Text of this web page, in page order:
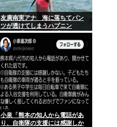
友廣南実アナ 海に落ちてパン
ツが透けてしまうハプニン
グ！！【GIF動画あり】
小泉「熊本の知人から電話があ
り、自衛隊の支援には感謝しか